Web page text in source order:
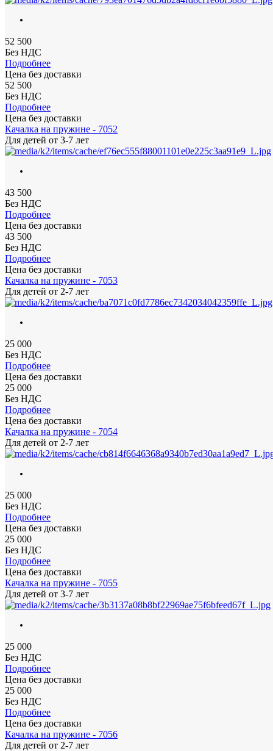
52 500
Без НДС
Подробнее
Цена без доставки
52 500
Без НДС
Подробнее
Цена без доставки
Качалка на пружине - 7052
Для детей от 3-7 лет
43 500
Без НДС
Подробнее
Цена без доставки
43 500
Без НДС
Подробнее
Цена без доставки
Качалка на пружине - 7053
Для детей от 2-7 лет
25 000
Без НДС
Подробнее
Цена без доставки
25 000
Без НДС
Подробнее
Цена без доставки
Качалка на пружине - 7054
Для детей от 2-7 лет
25 000
Без НДС
Подробнее
Цена без доставки
25 000
Без НДС
Подробнее
Цена без доставки
Качалка на пружине - 7055
Для детей от 3-7 лет
25 000
Без НДС
Подробнее
Цена без доставки
25 000
Без НДС
Подробнее
Цена без доставки
Качалка на пружине - 7056
Для детей от 2-7 лет